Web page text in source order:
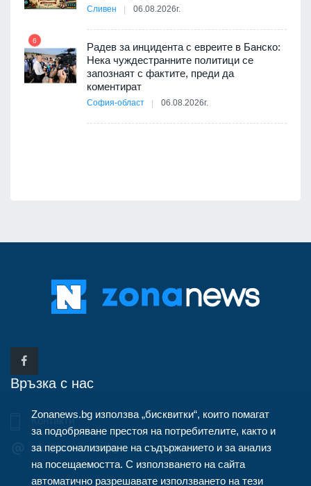
Сливен 06.08.2026г.
6
Радев за инцидента с евреите в Банско:
Нека чуждестранните политици се
запознаят с фактите, преди да
коментират
София-област 06.08.2026г.
Връзка с нас
Контакти
info@zonanews.bg
Zonanews.bg използва „бисквитки“, които помагат
за подобряване престоя на потребителите, както и
за персонализиране на съдържанието и за анализ
на посещаемостта. С използването на сайта
автоматично разрешавате използването на тези